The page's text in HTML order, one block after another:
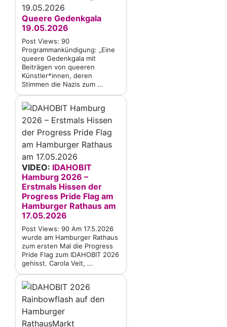
Queere Gedenkgala
19.05.2026
Post Views: 90
Programmankündigung: „Eine
queere Gedenkgala mit
Beiträgen von queeren
Künstler*innen, deren
Stimmen die Nazis zum ...
VIDEO: IDAHOBIT
Hamburg 2026 –
Erstmals Hissen der
Progress Pride Flag am
Hamburger Rathaus am
17.05.2026
Post Views: 90 Am 17.5.2026
wurde am Hamburger Rathaus
zum ersten Mal die Progress
Pride Flag zum IDAHOBIT 2026
gehisst. Carola Veit, ...